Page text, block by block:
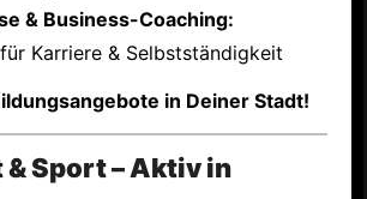
& Business-Coaching:
Karriere & Selbstständigkeit
in Deiner Stadt!
& Sport – Aktiv in